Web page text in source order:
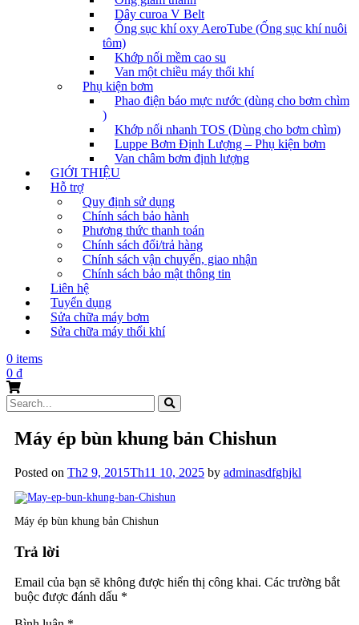
Dây curoa V Belt
Ống sục khí oxy AeroTube (Ống sục khí nuôi
tôm)
Khớp nối mềm cao su
Van một chiều máy thổi khí
Phụ kiện bơm
Phao điện báo mực nước (dùng cho bơm chìm
)
Khớp nối nhanh TOS (Dùng cho bơm chìm)
Luppe Bơm Định Lượng – Phụ kiện bơm
Van châm bơm định lượng
GIỚI THIỆU
Hỗ trợ
Quy định sử dụng
Chính sách bảo hành
Phương thức thanh toán
Chính sách đổi/trả hàng
Chính sách vận chuyển, giao nhận
Chính sách bảo mật thông tin
Liên hệ
Tuyển dụng
Sửa chữa máy bơm
Sửa chữa máy thổi khí
0 items
0 ₫
Search
for:
Máy ép bùn khung bản Chishun
Posted on Th2 9, 2015Th11 10, 2025 by adminasdfghjkl
Máy ép bùn khung bản Chishun
Trả lời
Email của bạn sẽ không được hiển thị công khai. Các trường bắt
buộc được đánh dấu *